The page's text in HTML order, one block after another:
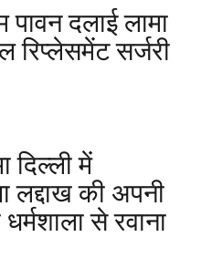
दलाई लामा
सर्जरी
दिल्ली में
लद्दाख की अपनी
से रवाना